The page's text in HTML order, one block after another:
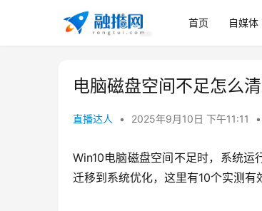
首页 自媒体
电脑磁盘空间不足怎么
直播达人 • 2025年9月10日 下午11:11 •
Win10电脑磁盘空间不足时，系统
迁移到系统优化，这里有10个实测有